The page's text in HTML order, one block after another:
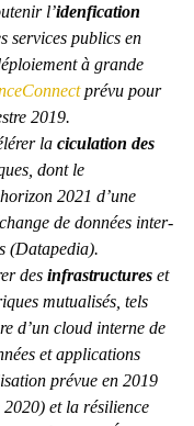
l’idenfication
services publics en
à grande
prévu pour
2019.
la ciculation des
dont le
2021 d’une
de données inter-
(Datapedia).
des infrastructures et
mutualisés, tels
d’un cloud interne de
et applications
prévue en 2019
2020) et la résilience